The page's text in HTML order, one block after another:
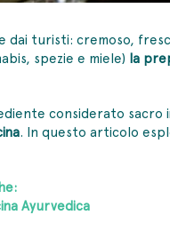
dai turisti: cremoso,
spezie e miele) la
considerato
. In questo articolo
Ayurvedica